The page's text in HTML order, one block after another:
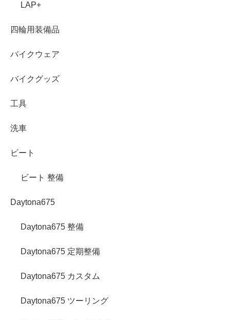
LAP+
四輪用装備品
バイクウェア
バイクグッズ
工具
洗車
ビート
ビート 整備
Daytona675
Daytona675 整備
Daytona675 定期整備
Daytona675 カスタム
Daytona675 ツーリング